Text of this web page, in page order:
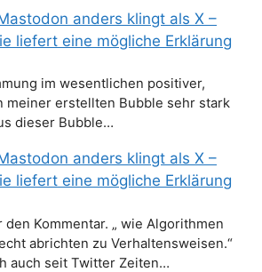
anders klingt als X –
liefert eine mögliche Erklärung
im wesentlichen positiver,
meiner erstellten Bubble sehr stark
dieser Bubble…
anders klingt als X –
liefert eine mögliche Erklärung
den Kommentar. „ wie Algorithmen
abrichten zu Verhaltensweisen.“
auch seit Twitter Zeiten…